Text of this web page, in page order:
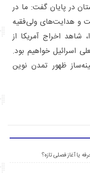
در پایان گفت: ما در
و هدایت‌های ولی‌فقیه
شاهد اخراج آمریکا از
اسرائیل خواهیم بود.
ظهور تمدن نوین
یا آغاز فصلی تازه؟